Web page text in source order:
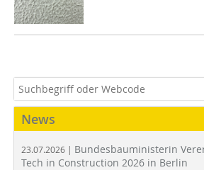
News
23.07.2026 | Bundesbauministerin
Tech in Construction 2026 in Berlin